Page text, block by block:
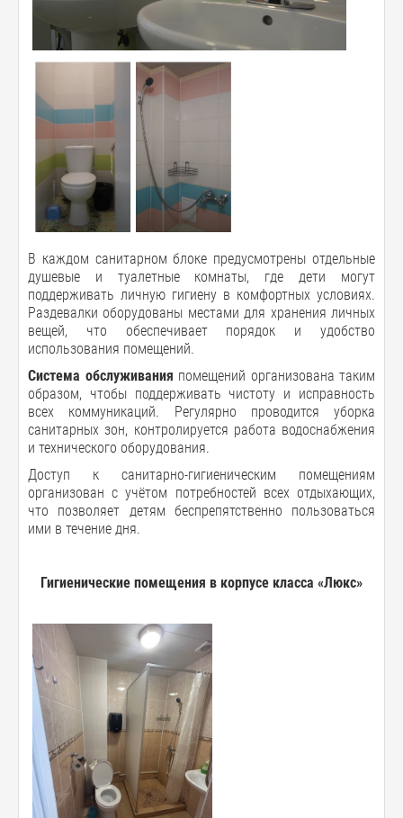
В каждом санитарном блоке предусмотрены отдельные
душевые и туалетные комнаты, где дети могут
поддерживать личную гигиену в комфортных условиях.
Раздевалки оборудованы местами для хранения личных
вещей, что обеспечивает порядок и удобство
использования помещений.
Система обслуживания помещений организована таким
образом, чтобы поддерживать чистоту и исправность
всех коммуникаций. Регулярно проводится уборка
санитарных зон, контролируется работа водоснабжения
и технического оборудования.
Доступ к санитарно-гигиеническим помещениям
организован с учётом потребностей всех отдыхающих,
что позволяет детям беспрепятственно пользоваться
ими в течение дня.
Гигиенические помещения в корпусе класса «Люкс»